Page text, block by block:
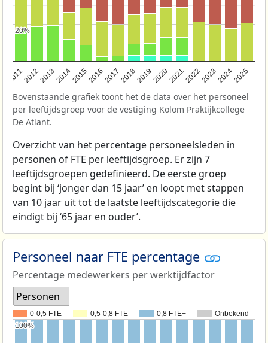
201120122013201420152016201720182019202020212022202320242025
20%
20%
Bovenstaande grafiek toont het de data over het personeel
per leeftijdsgroep voor de vestiging Kolom Praktijkcollege
De Atlant.
Overzicht van het percentage personeelsleden in
personen of FTE per leeftijdsgroep. Er zijn 7
leeftijdsgroepen gedefinieerd. De eerste groep
begint bij ‘jonger dan 15 jaar’ en loopt met stappen
van 10 jaar uit tot de laatste leeftijdscategorie die
eindigt bij ‘65 jaar en ouder’.
Personeel naar FTE percentage
Percentage medewerkers per werktijdfactor
Personen
0-0,5 FTE 0,5-0,8 FTE 0,8 FTE+ Onbekend
100%
100%